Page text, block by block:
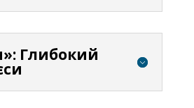
Глибокий